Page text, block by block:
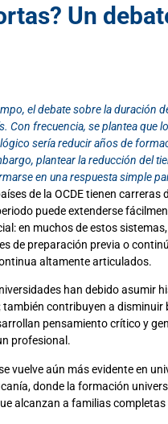
Un
el debate sobre la duración
Con frecuencia, se plantea que
sería reducir años de
plantear la reducción del
en una respuesta simple
de la OCDE tienen
puede extenderse
en muchos de estos
de preparación previa o
altamente articulados.
han debido asumir
también contribuyen a
pensamiento crítico y
profesional.
vuelve aún más evidente en
donde la formación
alcanzan a familias